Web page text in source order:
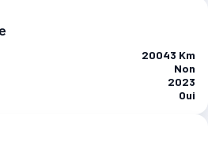
20043 Km
Non
2023
Oui